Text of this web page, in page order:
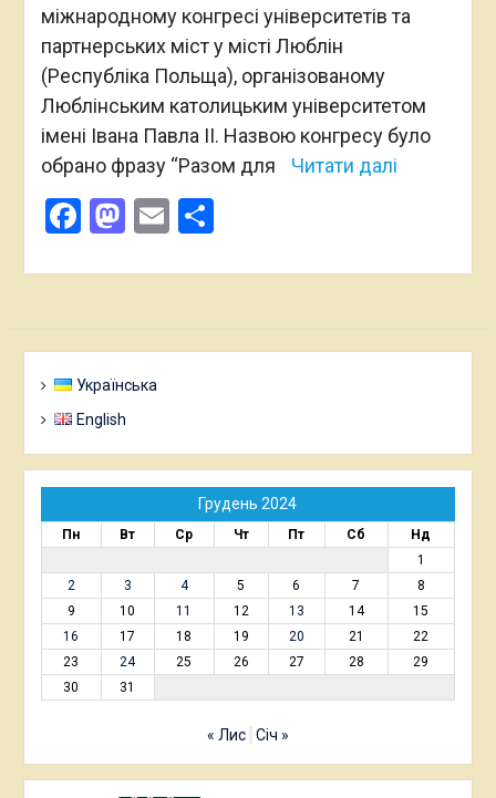
міжнародному конгресі університетів та
партнерських міст у місті Люблін
(Республіка Польща), організованому
Люблінським католицьким університетом
імені Івана Павла II. Назвою конгресу було
обрано фразу “Разом для
Читати далі
Facebook
Mastodon
EmailПоділитися
Українська
English
Грудень 2024
Пн Вт Ср Чт Пт Сб
Нд
1
2
3 4 5 6 7
8
9
10 11 12 13 14
15
16
17 18 19 20 21
22
23
24 25 26 27 28
29
30
31
« Лис Січ »